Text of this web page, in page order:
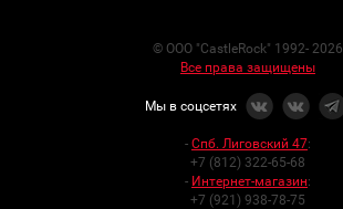
© ООО "CastleRock" 1992- 2026
Все права защищены
Мы в соцсетях
- Спб. Лиговский 47:
+7 (812) 322-65-68
- Интернет-магазин:
+7 (921) 938-78-75